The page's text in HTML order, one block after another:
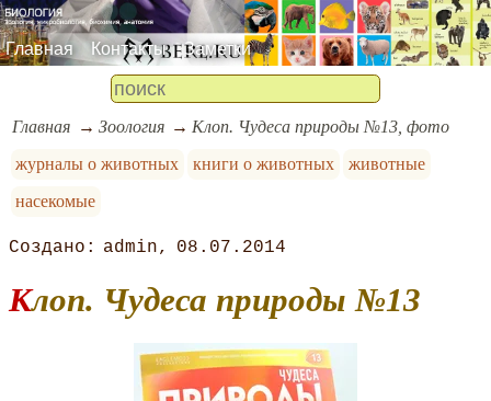
Главная Контакты Заметки
Главная Зоология
Клоп. Чудеса природы №13, фото
журналы о животных
книги о животных
животные
насекомые
admin 08.07.2014
Клоп. Чудеса природы №13